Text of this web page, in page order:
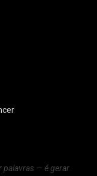
palavras — é gerar